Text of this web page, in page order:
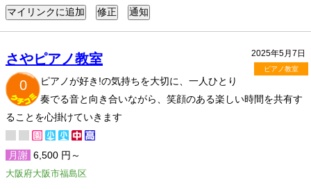
2025年5月7日
ピアノ教室
さやピアノ教室
0
ピアノが好き!の気持ちを大切に、一人ひとり
奏でる音と向き合いながら、笑顔のある楽しい時間を共有す
ることを心掛けていきます
月謝 6,500 円～
大阪府大阪市福島区